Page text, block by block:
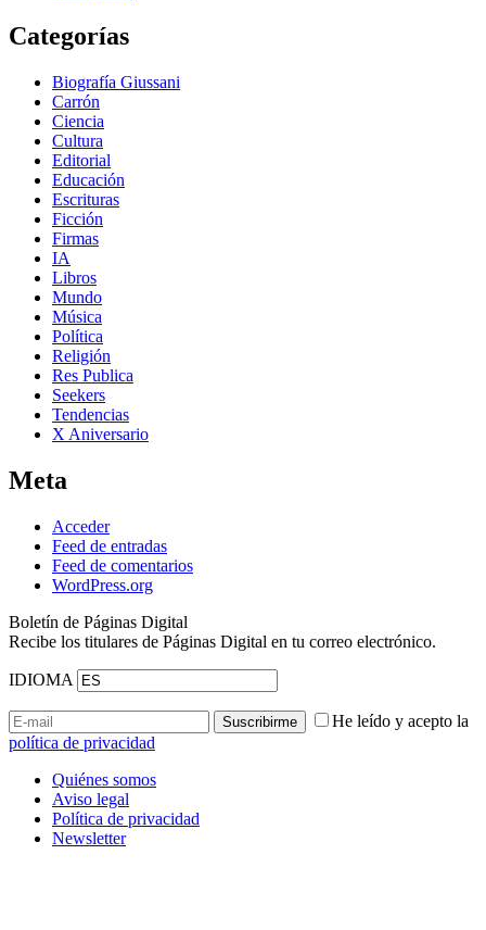
Categorías
Biografía Giussani
Carrón
Ciencia
Cultura
Editorial
Educación
Escrituras
Ficción
Firmas
IA
Libros
Mundo
Música
Política
Religión
Res Publica
Seekers
Tendencias
X Aniversario
Meta
Acceder
Feed de entradas
Feed de comentarios
WordPress.org
Boletín de Páginas Digital
Recibe los titulares de Páginas Digital en tu correo electrónico.
IDIOMA
He leído y acepto la
política de privacidad
Quiénes somos
Aviso legal
Política de privacidad
Newsletter